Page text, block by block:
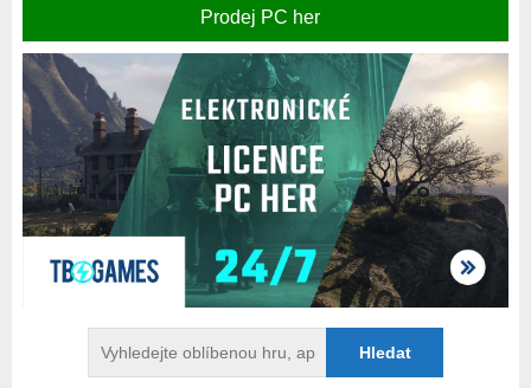
Prodej PC her